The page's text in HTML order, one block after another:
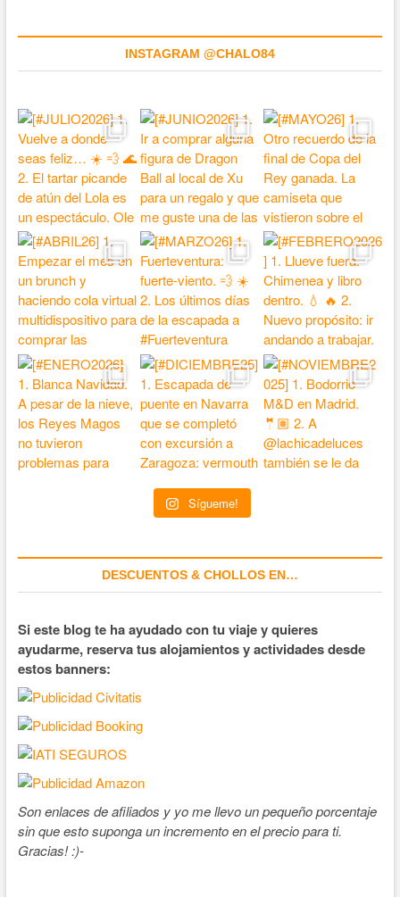
INSTAGRAM @CHALO84
Sígueme!
DESCUENTOS & CHOLLOS EN…
Si este blog te ha ayudado con tu viaje y quieres
ayudarme, reserva tus alojamientos y actividades desde
estos banners:
Son enlaces de afiliados y yo me llevo un pequeño porcentaje
sin que esto suponga un incremento en el precio para ti.
Gracias! :)-